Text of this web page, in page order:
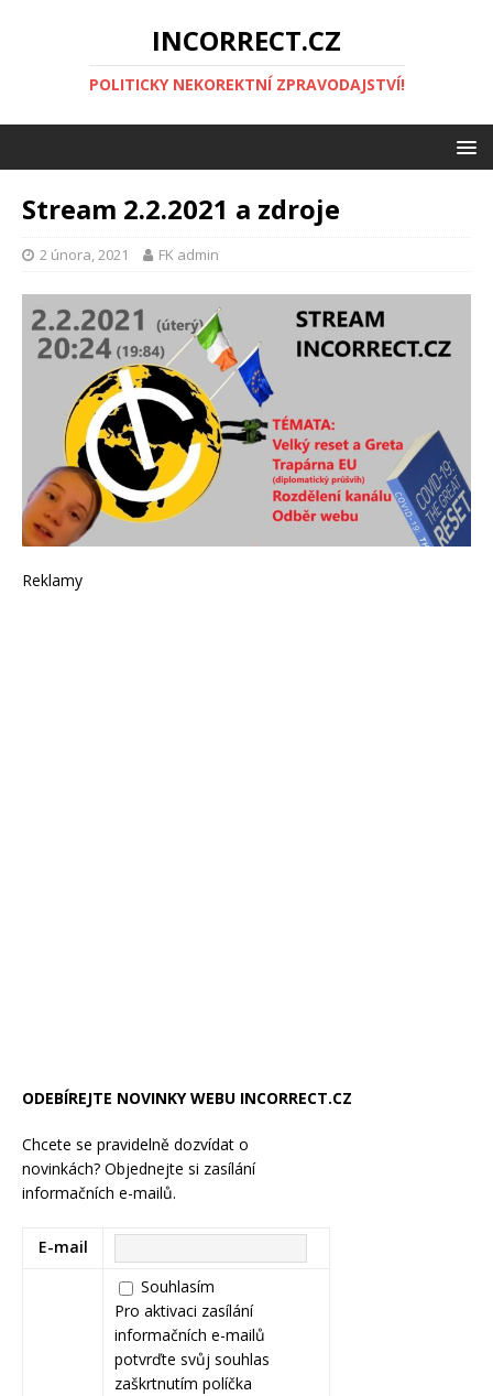
INCORRECT.CZ
POLITICKY NEKOREKTNÍ ZPRAVODAJSTVÍ!
Stream 2.2.2021 a zdroje
2 února, 2021 FK admin
Reklamy
ODEBÍREJTE NOVINKY WEBU INCORRECT.CZ
Chcete se pravidelně dozvídat o
novinkách? Objednejte si zasílání
informačních e-mailů.
E-mail
Souhlasím
Pro aktivaci zasílání
informačních e-mailů
potvrďte svůj souhlas
zaškrtnutím políčka